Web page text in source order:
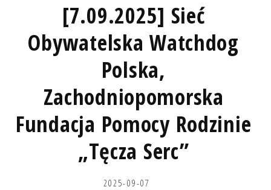
[7.09.2025] Sieć
Obywatelska Watchdog
Polska,
Zachodniopomorska
Fundacja Pomocy Rodzinie
„Tęcza Serc”
2025-09-07